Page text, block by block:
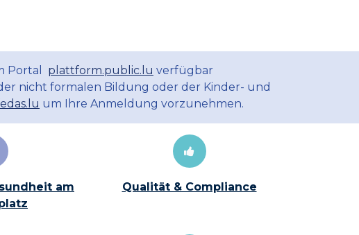
Portal plattform.public.lu verfügbar
nicht formalen Bildung oder der Kinder- und
um Ihre Anmeldung vorzunehmen.
am
Qualität & Compliance